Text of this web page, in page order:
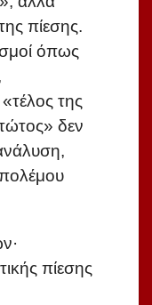
πίεσης.
όπως
της
δεν
πίεσης